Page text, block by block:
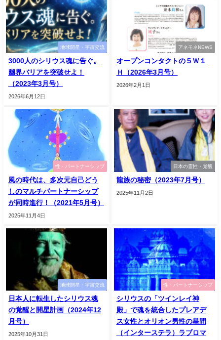
地球開星・宇宙交流
3000人のシリウス魂に告ぐ。
幽界バリアを突破せよ！
（2023年3月号）
2026年6月12日
アネモネNEWS
オープンコンタクトの５Ｗ１
Ｈ（2026年3月号）
2026年2月1日
性・パートナーシップ
風の時代は、多次元自己どう
しのマルチパートナーシップ
が同時進行！（2021年5月号）
2025年11月4日
日本の霊性・覚醒
龍族の秘密（2023年7月号）
2025年11月2日
地球開星・宇宙交流
日本人に転生したシリウス魂
の覚醒と開星計画（2024年12
月号）
2025年10月31日
性・パートナーシップ
シリウスの「ツインレイ神
殿」で魂を統合したプレアデ
ス女性とオリオン男性の星間
（インターステラ）ラブロマ